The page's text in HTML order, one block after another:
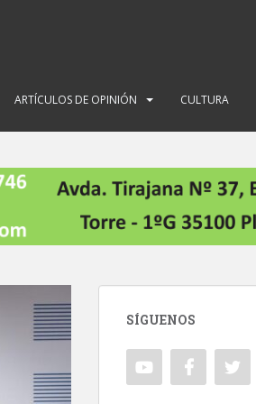
ARTÍCULOS DE OPINIÓN CULTURA
SÍGUENOS